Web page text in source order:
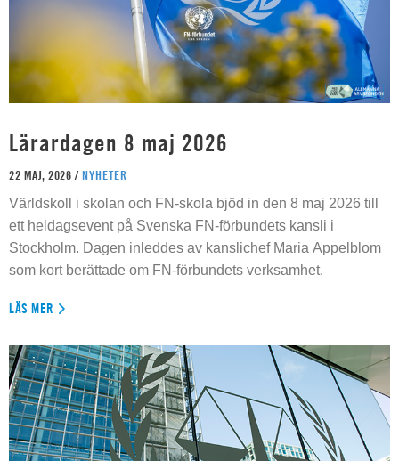
Lärardagen 8 maj 2026
22 MAJ, 2026 / NYHETER
Världskoll i skolan och FN-skola bjöd in den 8 maj 2026 till
ett heldagsevent på Svenska FN-förbundets kansli i
Stockholm. Dagen inleddes av kanslichef Maria Appelblom
som kort berättade om FN-förbundets verksamhet.
LÄS MER